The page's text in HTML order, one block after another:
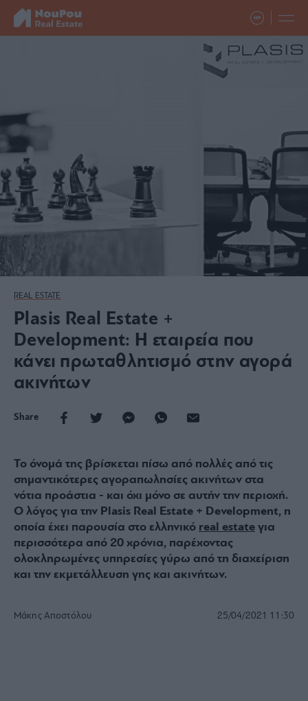
REAL ESTATE
Plasis Real Estate +
Development: Η εταιρεία που
κάνει πρωταθλητισμό στην αγορά
ακινήτων
Share
Το όνομά της βρίσκεται πίσω από πολλές από τις
σημαντικότερες αγοραπωλησίες ακινήτων στα
νότια προάστια - και όχι μόνο σε αυτήν την περιοχή.
Ο λόγος για την Plasis Real Estate + Development, η
οποία έχει παρουσία στο ελληνικό real estate για
περισσότερα από 20 χρόνια, παρέχοντας
ολοκληρωμένες υπηρεσίες γύρω από τη διαχείριση
και την εκμετάλλευση γης και ακινήτων.
Μάκης Αποστόλου 25/04/2021 11:30